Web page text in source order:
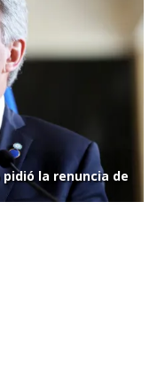
la renuncia de